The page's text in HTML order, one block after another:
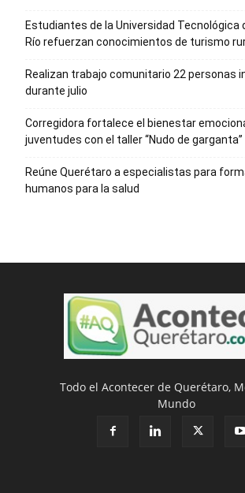
Estudiantes de la Universidad Tecnológica
Río refuerzan conocimientos de turismo
Realizan trabajo comunitario 22 personas
durante julio
Corregidora fortalece el bienestar
juventudes con el taller ‘‘Nudo de garganta’’
Reúne Querétaro a especialistas para
humanos para la salud
Todo el Acontecer de Querétaro,
Mundo